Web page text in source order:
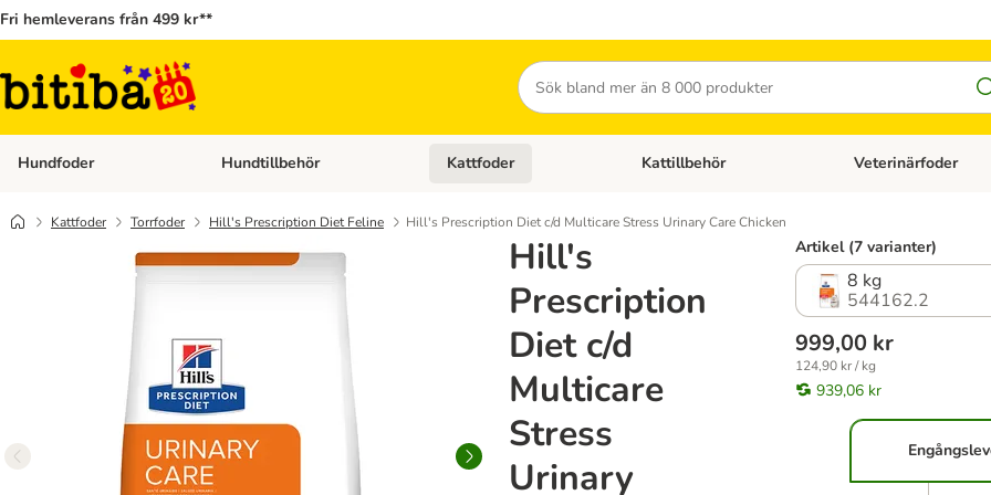
Fri hemleverans från 499 kr**
Sök
Hundfoder Open category menu: Hundfoder
Hundtillbehör Open category menu: Hundtillbehör
Kattfoder Open category menu: Kattfoder
Kattillbehör Open category menu:
Veterinärfoder
Kattfoder Torrfoder Hill's Prescription Diet Feline Hill's Prescription Diet c/d Multicare Stress Urinary Care Chicken
Hill's
Prescription
Diet c/d
Multicare
Stress
Urinary
Artikel (7 varianter)
8 kg
544162.2
999,00 kr
124,90 kr / kg
939,06 kr